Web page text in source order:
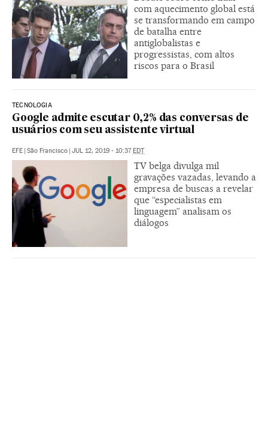
com aquecimento global está
se transformando em campo
de batalha entre
antiglobalistas e
progressistas, com altos
riscos para o Brasil
TECNOLOGIA
Google admite escutar 0,2% das conversas de
usuários com seu assistente virtual
EFE | São Francisco | JUL 12, 2019 - 10:37EDT
TV belga divulga mil
gravações vazadas, levando a
empresa de buscas a revelar
que “especialistas em
linguagem” analisam os
diálogos